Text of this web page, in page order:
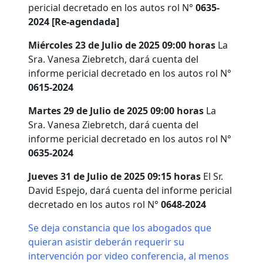
pericial decretado en los autos rol N° 0635-
2024 [Re-agendada]
Miércoles 23 de Julio de 2025 09:00 horas La
Sra. Vanesa Ziebretch, dará cuenta del
informe pericial decretado en los autos rol N°
0615-2024
Martes 29 de Julio de 2025 09:00 horas La
Sra. Vanesa Ziebretch, dará cuenta del
informe pericial decretado en los autos rol N°
0635-2024
Jueves 31 de Julio de 2025 09:15 horas El Sr.
David Espejo, dará cuenta del informe pericial
decretado en los autos rol N° 0648-2024
Se deja constancia que los abogados que
quieran asistir deberán requerir su
intervención por video conferencia, al menos